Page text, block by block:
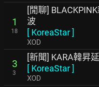
1
18
[閒聊]
波
[ KoreaStar]
XOD
3
3
[新聞] KARA韓昇
[ KoreaStar]
XOD